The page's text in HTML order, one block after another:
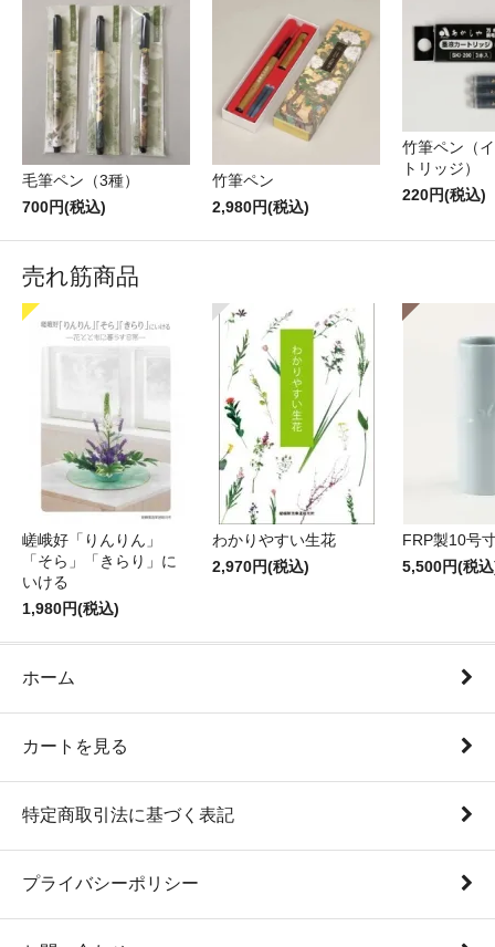
毛筆ペン（3種）
700円(税込)
竹筆ペン
2,980円(税込)
竹筆ペン（
トリッジ）
220円(税込)
売れ筋商品
嵯峨好「りんりん」
「そら」「きらり」に
いける
1,980円(税込)
わかりやすい生花
2,970円(税込)
FRP製10号
5,500円(税
ホーム
カートを見る
特定商取引法に基づく表記
プライバシーポリシー